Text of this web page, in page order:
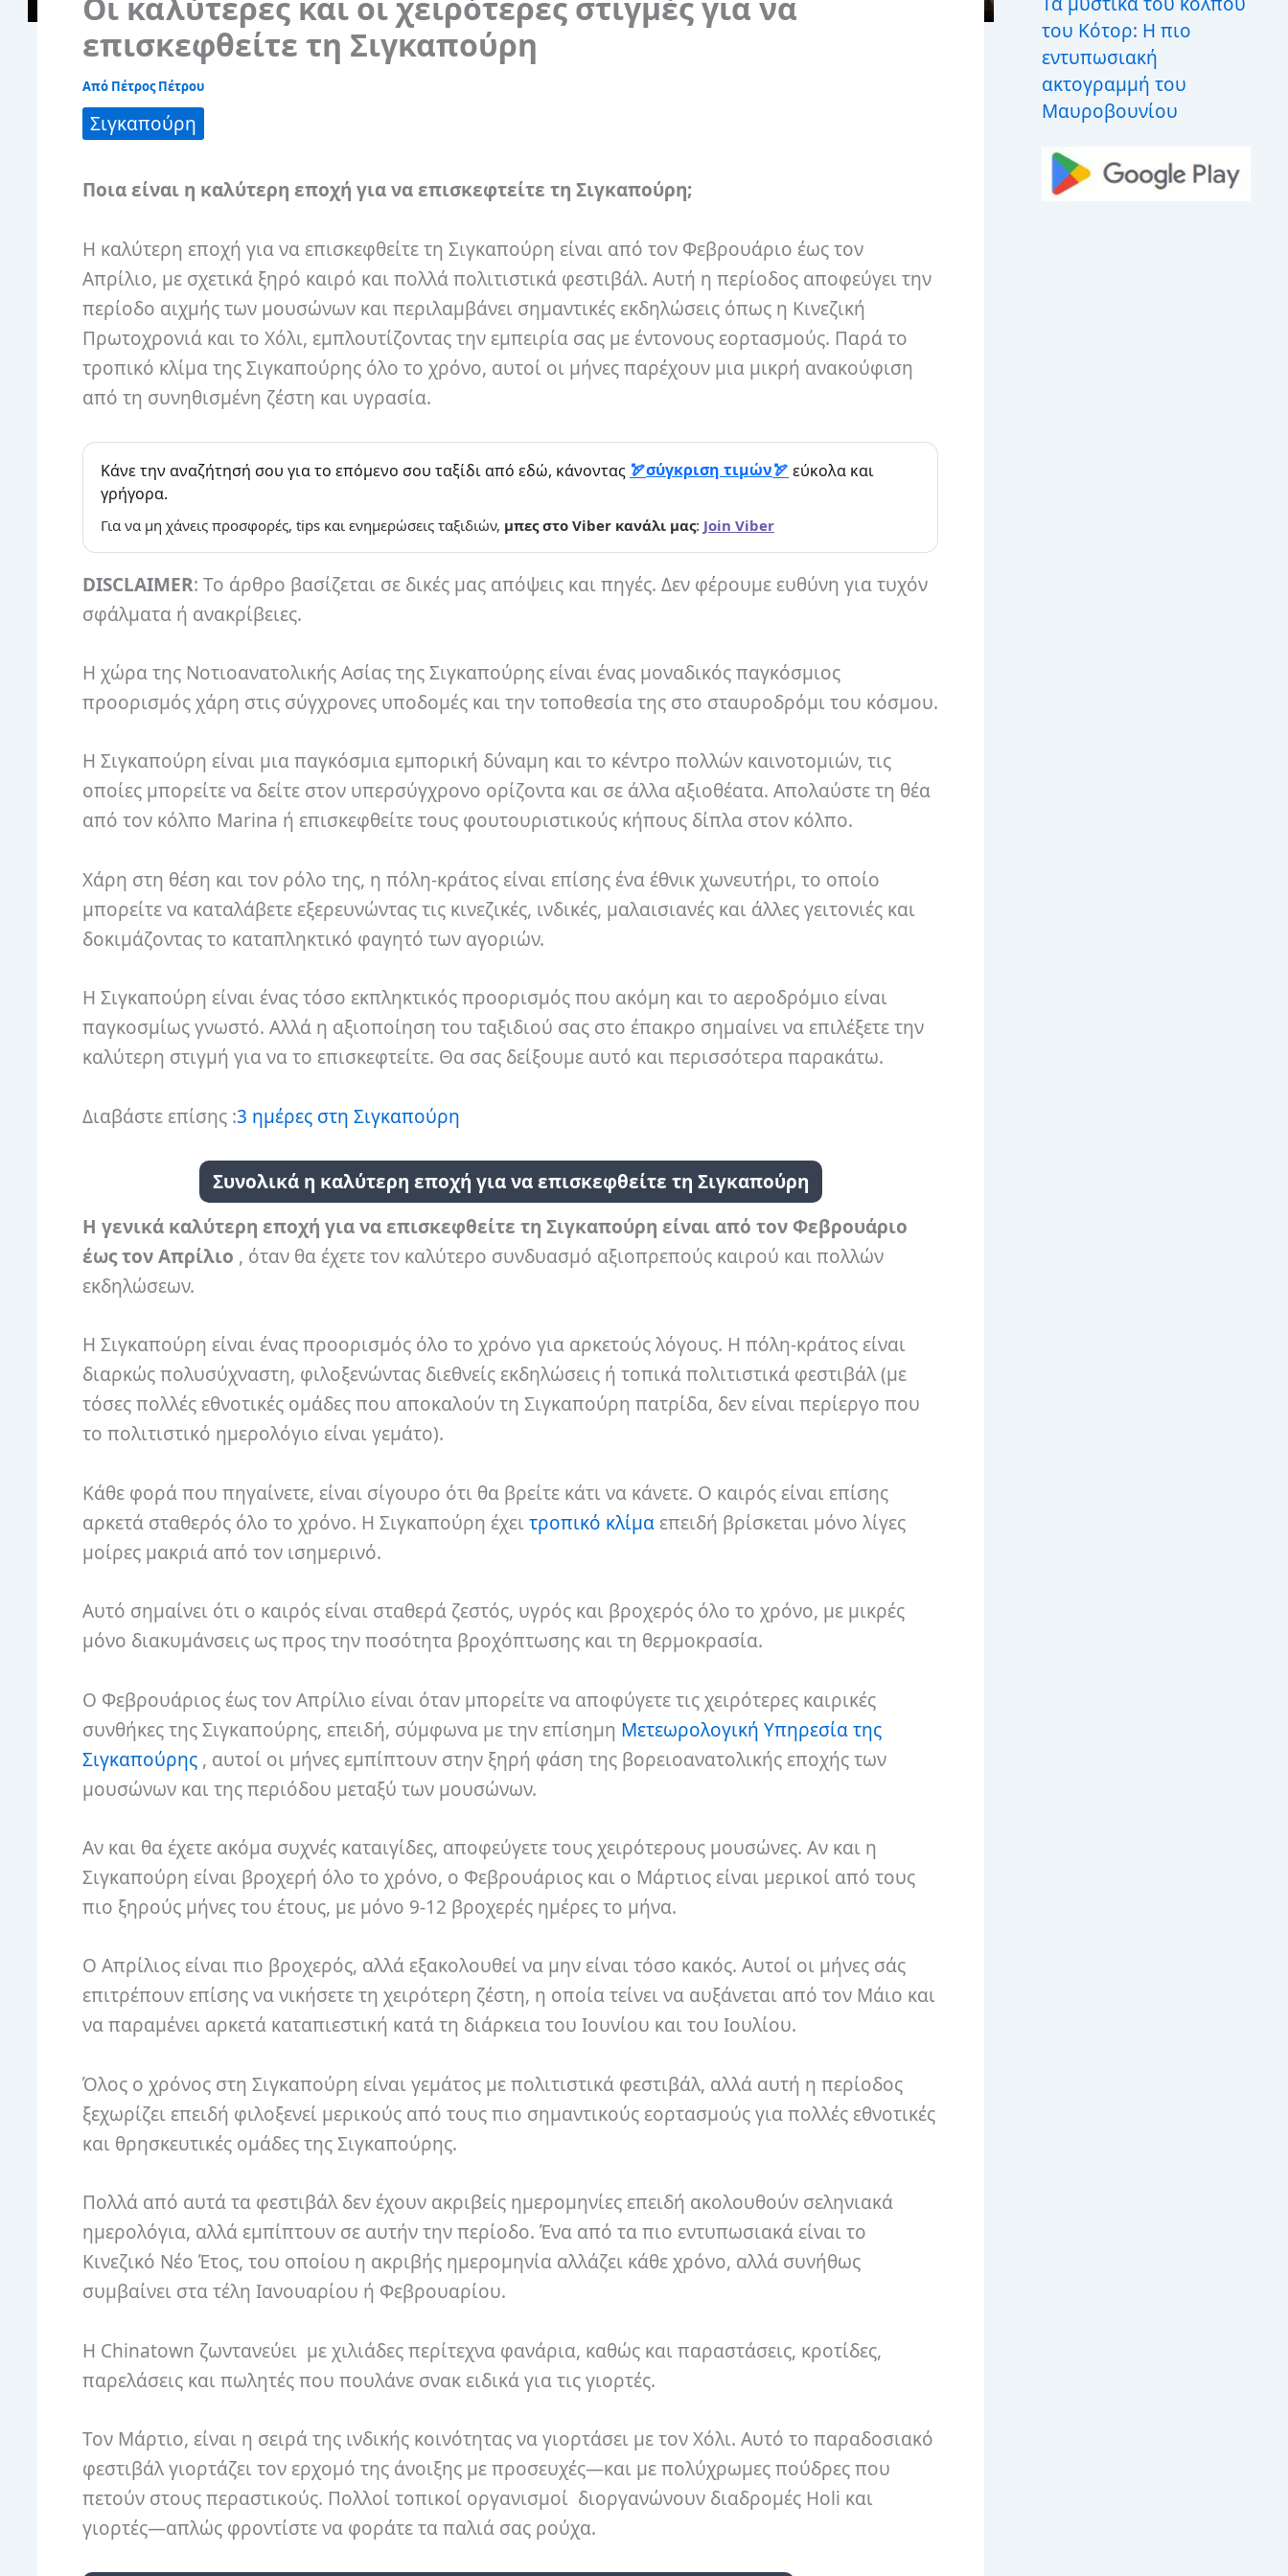
Οι καλύτερες και οι χειρότερες στιγμές για να
επισκεφθείτε τη Σιγκαπούρη
Από Πέτρος Πέτρου
Σιγκαπούρη
Ποια είναι η καλύτερη εποχή για να επισκεφτείτε τη Σιγκαπούρη;
Η καλύτερη εποχή για να επισκεφθείτε τη Σιγκαπούρη είναι από τον Φεβρουάριο έως τον
Απρίλιο, με σχετικά ξηρό καιρό και πολλά πολιτιστικά φεστιβάλ. Αυτή η περίοδος αποφεύγει την
περίοδο αιχμής των μουσώνων και περιλαμβάνει σημαντικές εκδηλώσεις όπως η Κινεζική
Πρωτοχρονιά και το Χόλι, εμπλουτίζοντας την εμπειρία σας με έντονους εορτασμούς. Παρά το
τροπικό κλίμα της Σιγκαπούρης όλο το χρόνο, αυτοί οι μήνες παρέχουν μια μικρή ανακούφιση
από τη συνηθισμένη ζέστη και υγρασία.
Κάνε την αναζήτησή σου για το επόμενο σου ταξίδι από εδώ, κάνοντας σύγκριση τιμών
εύκολα και
γρήγορα.
Για να μη χάνεις προσφορές, tips και ενημερώσεις ταξιδιών, μπες στο Viber κανάλι μας: Join Viber
DISCLAIMER: Το άρθρο βασίζεται σε δικές μας απόψεις και πηγές. Δεν φέρουμε ευθύνη για τυχόν
σφάλματα ή ανακρίβειες.
Η χώρα της Νοτιοανατολικής Ασίας της Σιγκαπούρης είναι ένας μοναδικός παγκόσμιος
προορισμός χάρη στις σύγχρονες υποδομές και την τοποθεσία της στο σταυροδρόμι του κόσμου.
Η Σιγκαπούρη είναι μια παγκόσμια εμπορική δύναμη και το κέντρο πολλών καινοτομιών, τις
οποίες μπορείτε να δείτε στον υπερσύγχρονο ορίζοντα και σε άλλα αξιοθέατα. Απολαύστε τη θέα
από τον κόλπο Marina ή επισκεφθείτε τους φουτουριστικούς κήπους δίπλα στον κόλπο.
Χάρη στη θέση και τον ρόλο της, η πόλη-κράτος είναι επίσης ένα έθνικ χωνευτήρι, το οποίο
μπορείτε να καταλάβετε εξερευνώντας τις κινεζικές, ινδικές, μαλαισιανές και άλλες γειτονιές και
δοκιμάζοντας το καταπληκτικό φαγητό των αγοριών.
Η Σιγκαπούρη είναι ένας τόσο εκπληκτικός προορισμός που ακόμη και το αεροδρόμιο είναι
παγκοσμίως γνωστό. Αλλά η αξιοποίηση του ταξιδιού σας στο έπακρο σημαίνει να επιλέξετε την
καλύτερη στιγμή για να το επισκεφτείτε. Θα σας δείξουμε αυτό και περισσότερα παρακάτω.
Διαβάστε επίσης :3 ημέρες στη Σιγκαπούρη
Συνολικά η καλύτερη εποχή για να επισκεφθείτε τη Σιγκαπούρη
Η γενικά καλύτερη εποχή για να επισκεφθείτε τη Σιγκαπούρη είναι από τον Φεβρουάριο
έως τον Απρίλιο , όταν θα έχετε τον καλύτερο συνδυασμό αξιοπρεπούς καιρού και πολλών
εκδηλώσεων.
Η Σιγκαπούρη είναι ένας προορισμός όλο το χρόνο για αρκετούς λόγους. Η πόλη-κράτος είναι
διαρκώς πολυσύχναστη, φιλοξενώντας διεθνείς εκδηλώσεις ή τοπικά πολιτιστικά φεστιβάλ (με
τόσες πολλές εθνοτικές ομάδες που αποκαλούν τη Σιγκαπούρη πατρίδα, δεν είναι περίεργο που
το πολιτιστικό ημερολόγιο είναι γεμάτο).
Κάθε φορά που πηγαίνετε, είναι σίγουρο ότι θα βρείτε κάτι να κάνετε. Ο καιρός είναι επίσης
αρκετά σταθερός όλο το χρόνο. Η Σιγκαπούρη έχει τροπικό κλίμα επειδή βρίσκεται μόνο λίγες
μοίρες μακριά από τον ισημερινό.
Αυτό σημαίνει ότι ο καιρός είναι σταθερά ζεστός, υγρός και βροχερός όλο το χρόνο, με μικρές
μόνο διακυμάνσεις ως προς την ποσότητα βροχόπτωσης και τη θερμοκρασία.
Ο Φεβρουάριος έως τον Απρίλιο είναι όταν μπορείτε να αποφύγετε τις χειρότερες καιρικές
συνθήκες της Σιγκαπούρης, επειδή, σύμφωνα με την επίσημη Μετεωρολογική Υπηρεσία της
Σιγκαπούρης , αυτοί οι μήνες εμπίπτουν στην ξηρή φάση της βορειοανατολικής εποχής των
μουσώνων και της περιόδου μεταξύ των μουσώνων.
Αν και θα έχετε ακόμα συχνές καταιγίδες, αποφεύγετε τους χειρότερους μουσώνες. Αν και η
Σιγκαπούρη είναι βροχερή όλο το χρόνο, ο Φεβρουάριος και ο Μάρτιος είναι μερικοί από τους
πιο ξηρούς μήνες του έτους, με μόνο 9-12 βροχερές ημέρες το μήνα.
Ο Απρίλιος είναι πιο βροχερός, αλλά εξακολουθεί να μην είναι τόσο κακός. Αυτοί οι μήνες σάς
επιτρέπουν επίσης να νικήσετε τη χειρότερη ζέστη, η οποία τείνει να αυξάνεται από τον Μάιο και
να παραμένει αρκετά καταπιεστική κατά τη διάρκεια του Ιουνίου και του Ιουλίου.
Όλος ο χρόνος στη Σιγκαπούρη είναι γεμάτος με πολιτιστικά φεστιβάλ, αλλά αυτή η περίοδος
ξεχωρίζει επειδή φιλοξενεί μερικούς από τους πιο σημαντικούς εορτασμούς για πολλές εθνοτικές
και θρησκευτικές ομάδες της Σιγκαπούρης.
Πολλά από αυτά τα φεστιβάλ δεν έχουν ακριβείς ημερομηνίες επειδή ακολουθούν σεληνιακά
ημερολόγια, αλλά εμπίπτουν σε αυτήν την περίοδο. Ένα από τα πιο εντυπωσιακά είναι το
Κινεζικό Νέο Έτος, του οποίου η ακριβής ημερομηνία αλλάζει κάθε χρόνο, αλλά συνήθως
συμβαίνει στα τέλη Ιανουαρίου ή Φεβρουαρίου.
Η Chinatown ζωντανεύει με χιλιάδες περίτεχνα φανάρια, καθώς και παραστάσεις, κροτίδες,
παρελάσεις και πωλητές που πουλάνε σνακ ειδικά για τις γιορτές.
Τον Μάρτιο, είναι η σειρά της ινδικής κοινότητας να γιορτάσει με τον Χόλι. Αυτό το παραδοσιακό
φεστιβάλ γιορτάζει τον ερχομό της άνοιξης με προσευχές—και με πολύχρωμες πούδρες που
πετούν στους περαστικούς. Πολλοί τοπικοί οργανισμοί διοργανώνουν διαδρομές Holi και
γιορτές—απλώς φροντίστε να φοράτε τα παλιά σας ρούχα.
του Κότορ: Η πιο
εντυπωσιακή
ακτογραμμή του
Μαυροβουνίου